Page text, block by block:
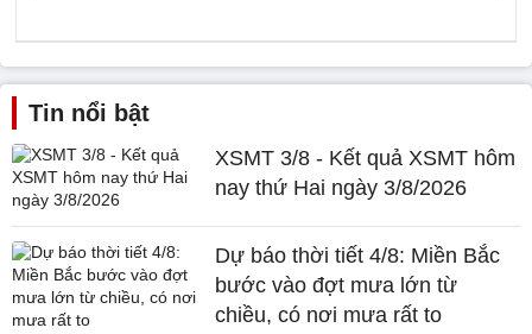
Tin nổi bật
XSMT 3/8 - Kết quả XSMT hôm
nay thứ Hai ngày 3/8/2026
Dự báo thời tiết 4/8: Miền Bắc
bước vào đợt mưa lớn từ
chiều, có nơi mưa rất to